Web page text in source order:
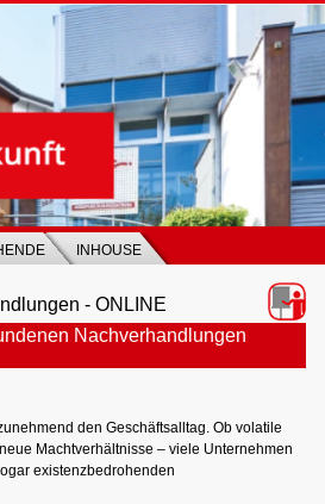
INHOUSE
- ONLINE
Nachverhandlungen
den Geschäftsalltag. Ob volatile
Machtverhältnisse – viele Unternehmen
existenzbedrohenden